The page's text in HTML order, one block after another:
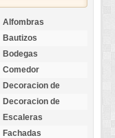
Alfombras
Bautizos
Bodegas
Comedor
Decoracion de
Exteriores
Decoracion de
Ocasiones
Escaleras
Fachadas